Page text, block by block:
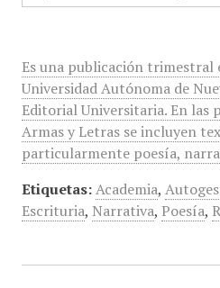
Es una publicación trimestral
Universidad Autónoma de
Editorial Universitaria. En las
Armas y Letras se incluyen
particularmente poesía,
Etiquetas: Academia,
Escrituria, Narrativa, Poesía,